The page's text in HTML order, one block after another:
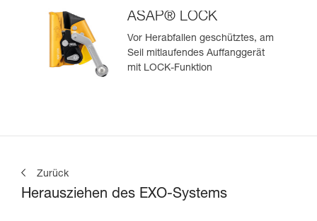
ASAP® LOCK
Vor Herabfallen geschütztes, am
Seil mitlaufendes Auffanggerät
mit LOCK-Funktion
Zurück
Herausziehen des EXO-Systems